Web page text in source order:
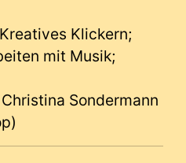
Klickern;
mit Musik;
Sondermann